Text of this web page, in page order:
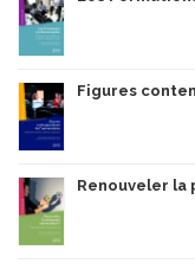
Figures
Renouveler la